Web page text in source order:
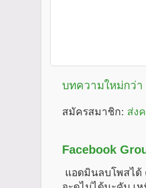
บทความใหม่กว่า
สมัครสมาชิก: ส่ง
Facebook
แอดมินลบโพสได้